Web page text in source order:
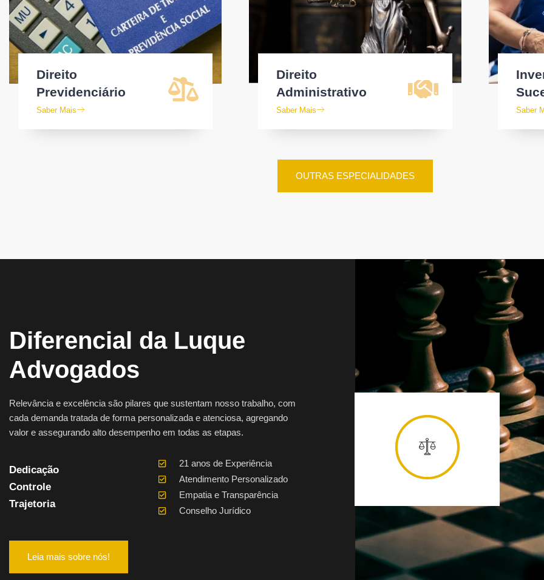
Direito
Previdenciário
Saber Mais
Direito
Administrativo
Saber Mais Saber
OUTRAS ESPECIALIDADES
Diferencial da Luque
Advogados
Relevância e excelência são pilares que sustentam nosso trabalho, com
cada demanda tratada de forma personalizada e atenciosa, agregando
valor e assegurando alto desempenho em todas as etapas.
Dedicação
Controle
Trajetoria
21 anos de Experiência
Atendimento Personalizado
Empatia e Transparência
Conselho Jurídico
Leia mais sobre nós!